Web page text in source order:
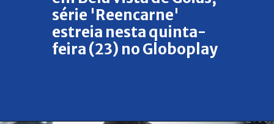
série 'Reencarne'
estreia nesta quinta-
feira (23) no Globoplay